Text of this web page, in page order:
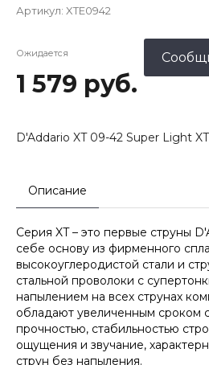
Артикул: XTE0942
Ожидается
1 579 руб.
D'Addario XT 09-42 Super Light
Описание
Серия XT – это первые струны
себе основу из фирменного
высокоуглеродистой стали и
стальной проволоки с
напылением на всех струнах
обладают увеличенным сроком
прочностью, стабильностью
ощущения и звучание,
струн без напыления.